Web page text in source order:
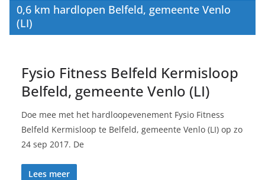
0,6 km hardlopen Belfeld, gemeente Venlo
(LI)
Fysio Fitness Belfeld Kermisloop
Belfeld, gemeente Venlo (LI)
Doe mee met het hardloopevenement Fysio Fitness
Belfeld Kermisloop te Belfeld, gemeente Venlo (LI) op zo
24 sep 2017. De
Lees meer